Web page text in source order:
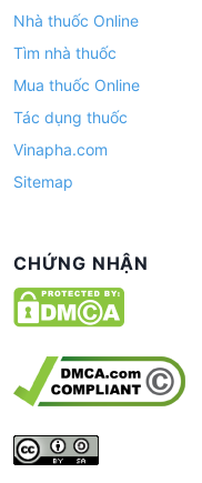
Nhà thuốc Online
Tìm nhà thuốc
Mua thuốc Online
Tác dụng thuốc
Vinapha.com
Sitemap
CHỨNG NHẬN